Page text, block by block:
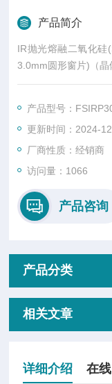
产品简介
IR抛光熔融二氧化硅
3.0mm圆形窗片)（晶
熔融石英是一种硬的
熔融石英是玻璃状的
具有非常低的膨胀。
吸收的水。 提供无熔
产品型号：
更新时间：2024-
厂商性质：经销商
访问量：1066
产品咨询
产品分类
相关文章
详细介绍 在